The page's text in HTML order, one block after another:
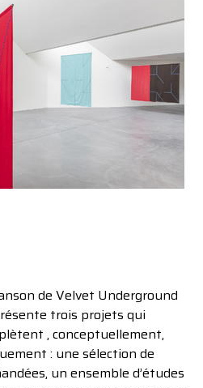
de Velvet Underground
trois projets qui
, conceptuellement,
: une sélection de
un ensemble d’études